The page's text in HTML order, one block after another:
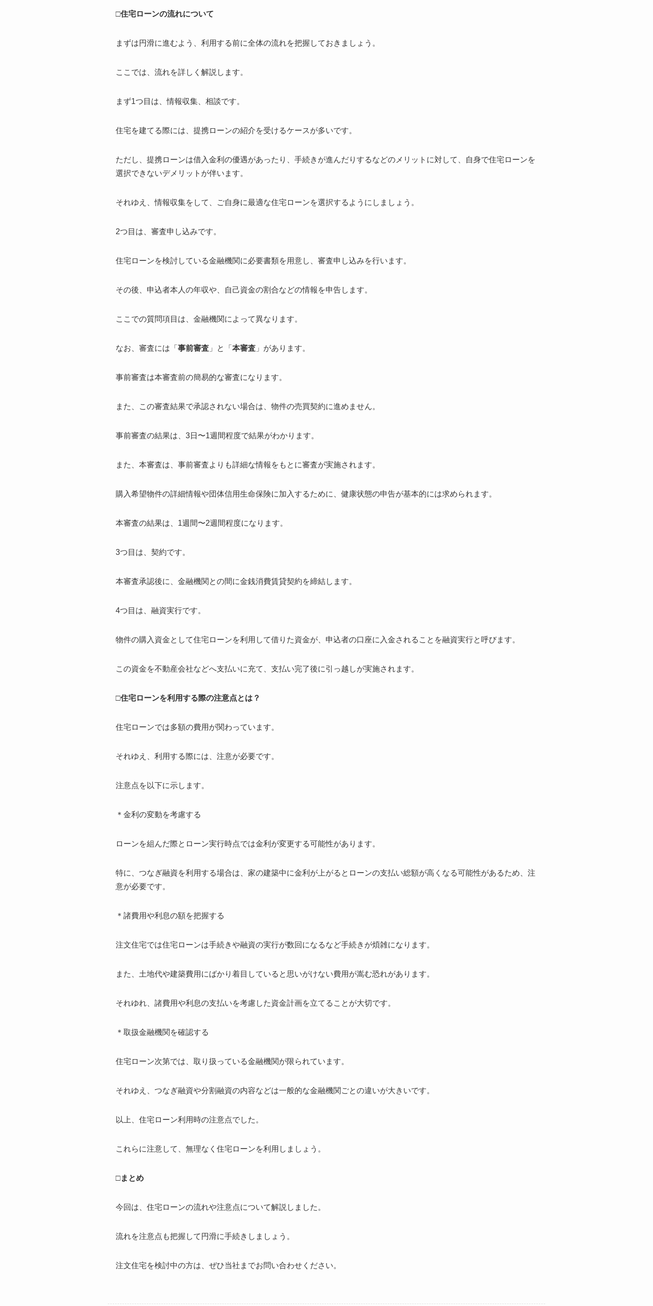
□住宅ローンの流れについて
まずは円滑に進むよう、利用する前に全体の流れを把握しておきましょう。
ここでは、流れを詳しく解説します。
まず1つ目は、情報収集、相談です。
住宅を建てる際には、提携ローンの紹介を受けるケースが多いです。
ただし、提携ローンは借入金利の優遇があったり、手続きが進んだりするなどのメリットに対して、自身で住宅ローンを
選択できないデメリットが伴います。
それゆえ、情報収集をして、ご自身に最適な住宅ローンを選択するようにしましょう。
2つ目は、 審査申し込みです。
住宅ローンを検討している金融機関に必要書類を用意し、審査申し込みを行います。
その後、申込者本人の年収や、自己資金の割合などの情報を申告します。
ここでの質問項目は、金融機関によって異なります。
なお、審査には「 事前審査 」と「 本審査 」があります。
事前審査は本審査前の簡易的な審査になります。
また、この審査結果で承認されない場合は、物件の売買契約に進めません。
事前審査の結果は、3日〜1週間程度で結果がわかります。
また、本審査は、事前審査よりも詳細な情報をもとに審査が実施されます。
購入希望物件の詳細情報や団体信用生命保険に加入するために、健康状態の申告が基本的には求められます。
本審査の結果は、1週間〜2週間程度になります。
3つ目は、 契約です。
本審査承認後に、金融機関との間に金銭消費賃貸契約を締結します。
4つ目は、 融資実行です。
物件の購入資金として住宅ローンを利用して借りた資金が、申込者の口座に入金されることを融資実行と呼びます。
この資金を不動産会社などへ支払いに充て、支払い完了後に引っ越しが実施されます。
□住宅ローンを利用する際の注意点とは？
住宅ローンでは多額の費用が関わっています。
それゆえ、利用する際には、注意が必要です。
注意点を以下に示します。
＊ 金利の変動を考慮する
ローンを組んだ際とローン実行時点では金利が変更する可能性があります。
特に、つなぎ融資を利用する場合は、家の建築中に金利が上がるとローンの支払い総額が高くなる可能性があるため、注
意が必要です。
＊ 諸費用や利息の額を把握する
注文住宅では住宅ローンは手続きや融資の実行が数回になるなど手続きが煩雑になります。
また、土地代や建築費用にばかり着目していると思いがけない費用が嵩む恐れがあります。
それゆれ、諸費用や利息の支払いを考慮した資金計画を立てることが大切です。
＊ 取扱金融機関を確認する
住宅ローン次第では、取り扱っている金融機関が限られています。
それゆえ、つなぎ融資や分割融資の内容などは一般的な金融機関ごとの違いが大きいです。
以上、住宅ローン利用時の注意点でした。
これらに注意して、無理なく住宅ローンを利用しましょう。
□まとめ
今回は、住宅ローンの流れや注意点について解説しました。
流れを注意点も把握して円滑に手続きしましょう。
注文住宅を検討中の方は、ぜひ当社までお問い合わせください。